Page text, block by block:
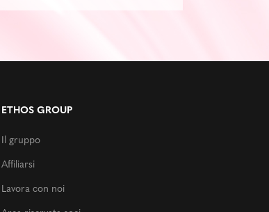
ETHOS GROUP
Il gruppo
Affiliarsi
Lavora con noi